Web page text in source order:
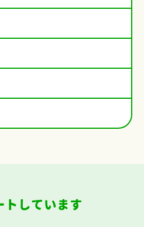
トしています